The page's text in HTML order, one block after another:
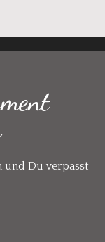
und Du verpasst